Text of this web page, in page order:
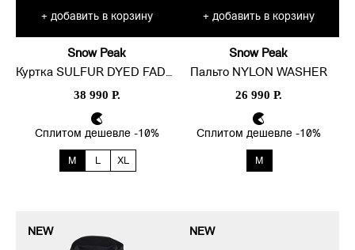
+ добавить в корзину
Snow Peak
Куртка SULFUR DYED FADE PAINTED
38 990 Р.
Сплитом дешевле -10%
M L XL
+ добавить в корзину
Snow Peak
Пальто NYLON WASHER
26 990 Р.
Сплитом дешевле -10%
M
NEW NEW